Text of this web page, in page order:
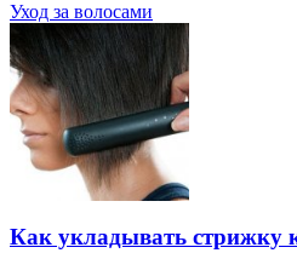
Уход за волосами
Как укладывать стрижку